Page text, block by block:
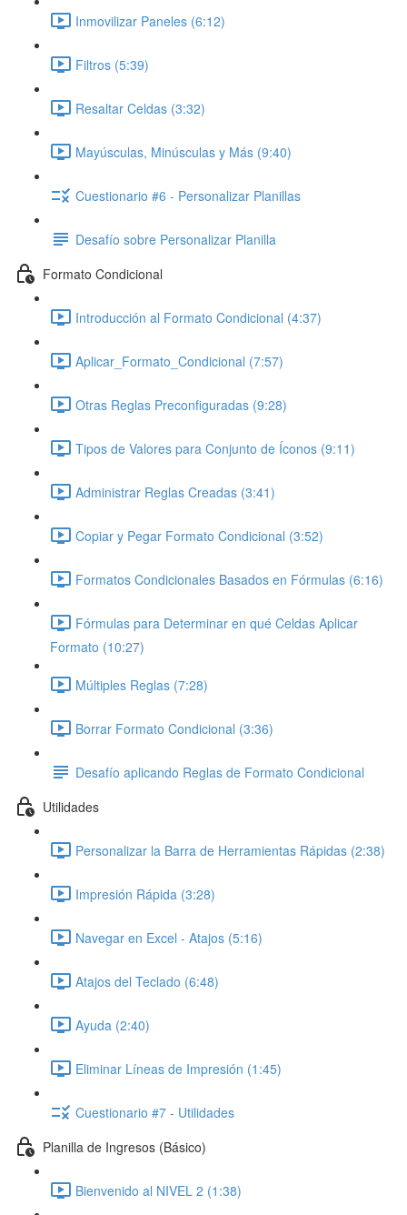
Inmovilizar Paneles (6:12)
Filtros (5:39)
Resaltar Celdas (3:32)
Mayúsculas, Minúsculas y Más (9:40)
Cuestionario #6 - Personalizar Planillas
Desafío sobre Personalizar Planilla
Formato Condicional
Introducción al Formato Condicional (4:37)
Aplicar_Formato_Condicional (7:57)
Otras Reglas Preconfiguradas (9:28)
Tipos de Valores para Conjunto de Íconos (9:11)
Administrar Reglas Creadas (3:41)
Copiar y Pegar Formato Condicional (3:52)
Formatos Condicionales Basados en Fórmulas (6:16)
Fórmulas para Determinar en qué Celdas Aplicar
Formato (10:27)
Múltiples Reglas (7:28)
Borrar Formato Condicional (3:36)
Desafío aplicando Reglas de Formato Condicional
Utilidades
Personalizar la Barra de Herramientas Rápidas (2:38)
Impresión Rápida (3:28)
Navegar en Excel - Atajos (5:16)
Atajos del Teclado (6:48)
Ayuda (2:40)
Eliminar Líneas de Impresión (1:45)
Cuestionario #7 - Utilidades
Planilla de Ingresos (Básico)
Bienvenido al NIVEL 2 (1:38)